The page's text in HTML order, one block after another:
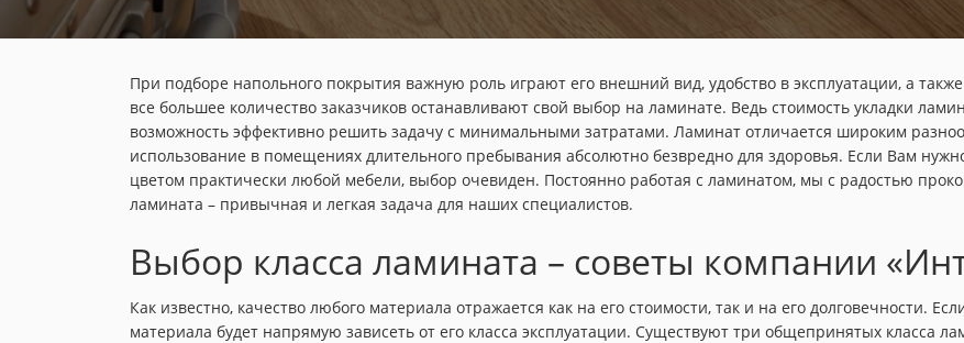
При подборе напольного покрытия важную роль играют его внешний вид, удобство в эксплуатации, а
все большее количество заказчиков останавливают свой выбор на ламинате. Ведь стоимость укладки
возможность эффективно решить задачу с минимальными затратами. Ламинат отличается широким
использование в помещениях длительного пребывания абсолютно безвредно для здоровья. Если Вам
цветом практически любой мебели, выбор очевиден. Постоянно работая с ламинатом, мы с радостью
ламината – привычная и легкая задача для наших специалистов.
Выбор класса ламината – советы компании
Как известно, качество любого материала отражается как на его стоимости, так и на его долговечности.
материала будет напрямую зависеть от его класса эксплуатации. Существуют три общепринятых класса